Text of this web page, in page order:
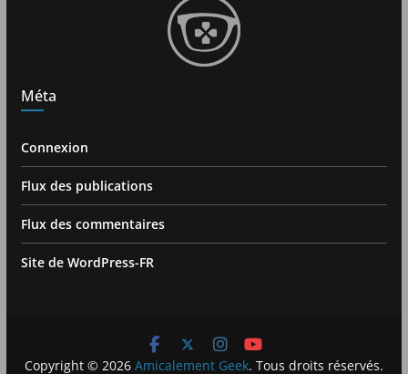
Méta
Connexion
Flux des publications
Flux des commentaires
Site de WordPress-FR
Copyright © 2026 Amicalement Geek. Tous droits réservés.